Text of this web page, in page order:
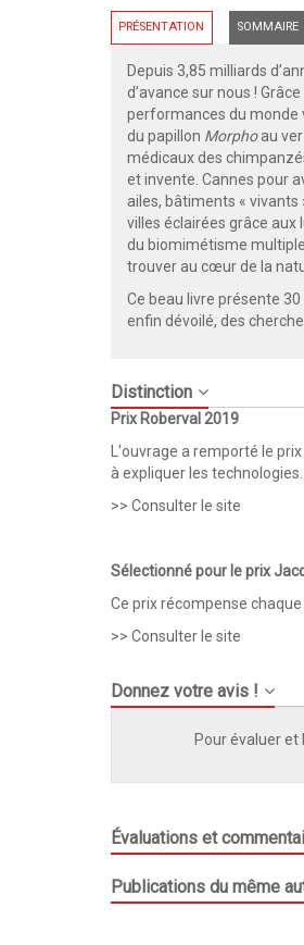
PRÉSENTATION SOMMAIRE
Depuis 3,85 milliards
d’avance sur nous !
performances du monde
du papillon Morphoau
médicaux des
et invente. Cannes pour
ailes, bâtiments «
villes éclairées grâce aux
du biomimétisme
trouver au cœur de la
Ce beau livre présente
enfin dévoilé, des
Distinction
Prix Roberval 2019
L'ouvrage a remporté le
à expliquer les technologies.
>> Consulter le site
Sélectionné pour le prix
Ce prix récompense
>> Consulter le site
Donnez votre avis !
Pour évaluer et
Évaluations et
Publications du même